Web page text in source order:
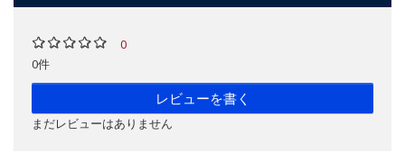
0
0件
レビューを書く
まだレビューはありません